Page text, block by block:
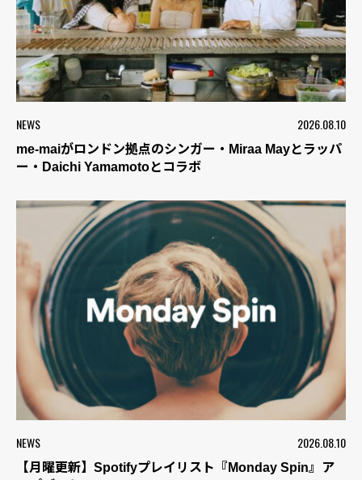
NEWS 2026.08.10
me-maiがロンドン拠点のシンガー・Miraa Mayとラッパ
ー・Daichi Yamamotoとコラボ
NEWS 2026.08.10
【月曜更新】Spotifyプレイリスト『Monday Spin』ア